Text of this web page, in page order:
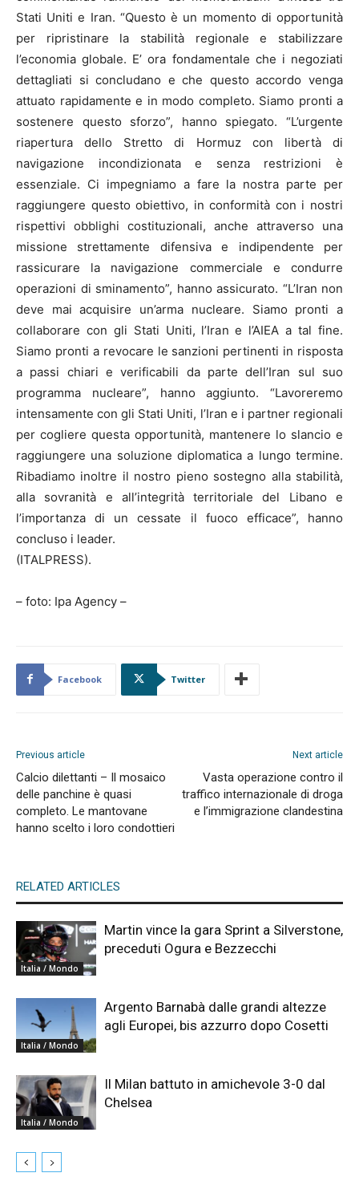
Stati Uniti e Iran. “Questo è un momento di opportunità
per ripristinare la stabilità regionale e stabilizzare
l’economia globale. E’ ora fondamentale che i negoziati
dettagliati si concludano e che questo accordo venga
attuato rapidamente e in modo completo. Siamo pronti a
sostenere questo sforzo”, hanno spiegato. “L’urgente
riapertura dello Stretto di Hormuz con libertà di
navigazione incondizionata e senza restrizioni è
essenziale. Ci impegniamo a fare la nostra parte per
raggiungere questo obiettivo, in conformità con i nostri
rispettivi obblighi costituzionali, anche attraverso una
missione strettamente difensiva e indipendente per
rassicurare la navigazione commerciale e condurre
operazioni di sminamento”, hanno assicurato. “L’Iran non
deve mai acquisire un’arma nucleare. Siamo pronti a
collaborare con gli Stati Uniti, l’Iran e l’AIEA a tal fine.
Siamo pronti a revocare le sanzioni pertinenti in risposta
a passi chiari e verificabili da parte dell’Iran sul suo
programma nucleare”, hanno aggiunto. “Lavoreremo
intensamente con gli Stati Uniti, l’Iran e i partner regionali
per cogliere questa opportunità, mantenere lo slancio e
raggiungere una soluzione diplomatica a lungo termine.
Ribadiamo inoltre il nostro pieno sostegno alla stabilità,
alla sovranità e all’integrità territoriale del Libano e
l’importanza di un cessate il fuoco efficace”, hanno
concluso i leader.
(ITALPRESS).
– foto: Ipa Agency –
Facebook Twitter
Previous article
Calcio dilettanti – Il mosaico
delle panchine è quasi
completo. Le mantovane
hanno scelto i loro condottieri
Next article
Vasta operazione contro il
traffico internazionale di droga
e l’immigrazione clandestina
RELATED ARTICLES
Italia / Mondo
Martin vince la gara Sprint a Silverstone,
preceduti Ogura e Bezzecchi
Italia / Mondo
Argento Barnabà dalle grandi altezze
agli Europei, bis azzurro dopo Cosetti
Italia / Mondo
Il Milan battuto in amichevole 3-0 dal
Chelsea